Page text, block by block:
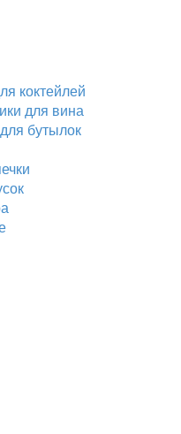
коктейлей
для вина
бутылок